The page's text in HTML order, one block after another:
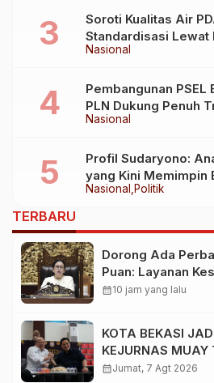
Nasional
Soroti Kualitas Air
Standardisasi Lewat
Air Minum
Nasional
Pembangunan PSEL
PLN Dukung Penuh
Nasional
Nasional Politik
Profil Sudaryono:
yang Kini Memimpin
TERBARU
Dorong Ada
Puan: Layanan
Kehilangan Empati
calendar_month10 jam yang lalu
KOTA BEKASI
KEJURNAS
calendar_monthJumat, 7 Agt 2026